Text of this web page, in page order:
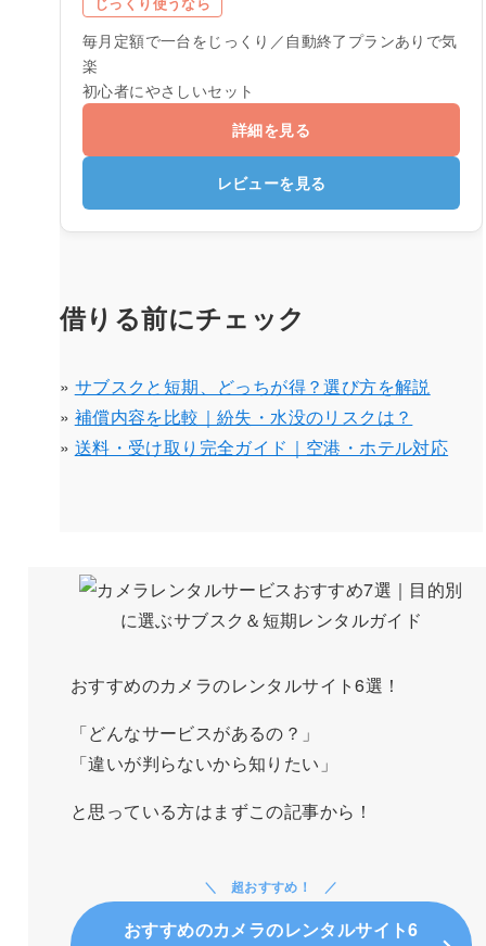
毎月定額で一台をじっくり／自動終了プランありで気
楽
初心者にやさしいセット
詳細を見る
レビューを見る
借りる前にチェック
» サブスクと短期、どっちが得？選び方を解説
» 補償内容を比較｜紛失・水没のリスクは？
» 送料・受け取り完全ガイド｜空港・ホテル対応
おすすめのカメラのレンタルサイト6選！
「どんなサービスがあるの？」
「違いが判らないから知りたい」
と思っている方はまずこの記事から！
超おすすめ！
おすすめのカメラのレンタルサイト6